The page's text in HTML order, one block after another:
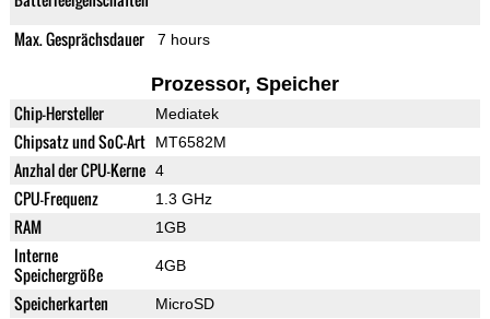
Max. Gesprächsdauer
7 hours
Prozessor, Speicher
Chip-Hersteller Mediatek
Chipsatz und SoC-Art MT6582M
Anzhal der CPU-Kerne 4
CPU-Frequenz 1.3 GHz
RAM 1GB
Interne
Speichergröße
4GB
Speicherkarten MicroSD